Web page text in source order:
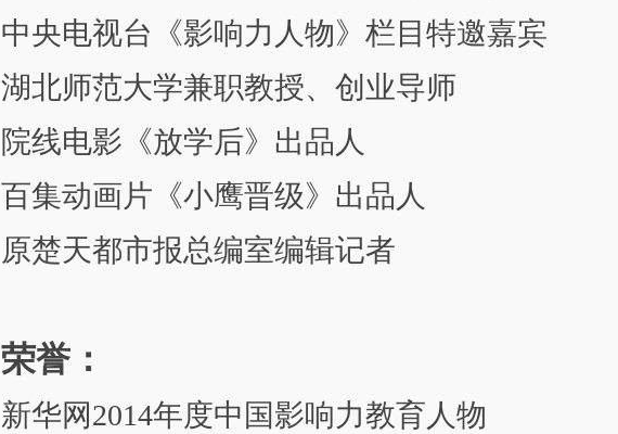
中央电视台《影响力人物》栏目特邀嘉宾
湖北师范大学兼职教授、创业导师
院线电影《放学后》出品人
百集动画片《小鹰晋级》出品人
原楚天都市报总编室编辑记者
荣誉：
新华网2014年度中国影响力教育人物